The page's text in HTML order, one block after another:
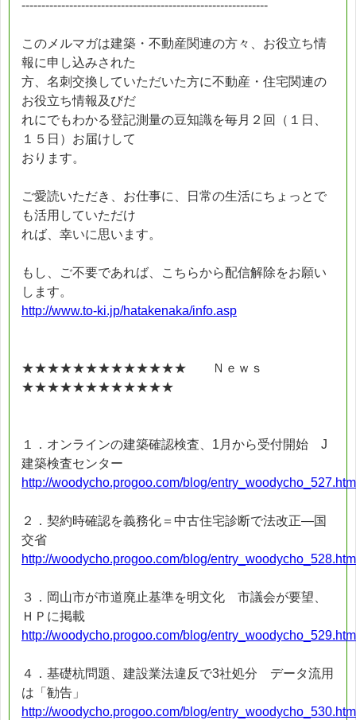
--------------------------------------------------------------
このメルマガは建築・不動産関連の方々、お役立ち情
報に申し込みされた
方、名刺交換していただいた方に不動産・住宅関連の
お役立ち情報及びだ
れにでもわかる登記測量の豆知識を毎月２回（１日、
１５日）お届けして
おります。
ご愛読いただき、お仕事に、日常の生活にちょっとで
も活用していただけ
れば、幸いに思います。
もし、ご不要であれば、こちらから配信解除をお願い
します。
http://www.to-ki.jp/hatakenaka/info.asp
★★★★★★★★★★★★★ Ｎｅｗｓ
★★★★★★★★★★★★
１．オンラインの建築確認検査、1月から受付開始 J
建築検査センター
http://woodycho.progoo.com/blog/
２．契約時確認を義務化＝中古住宅診断で法改正―国
交省
http://woodycho.progoo.com/blog/
３．岡山市が市道廃止基準を明文化 市議会が要望、
ＨＰに掲載
http://woodycho.progoo.com/blog/
４．基礎杭問題、建設業法違反で3社処分 データ流用
は「勧告」
http://woodycho.progoo.com/blog/